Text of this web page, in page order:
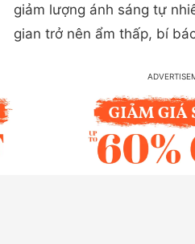
giảm lượng ánh sáng tự
gian trở nên ẩm thấp, bí